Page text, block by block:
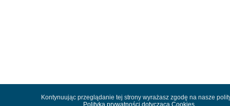
Kontynuując przeglądanie tej strony wyrażasz zgodę na nasze
Polityka prywatności dotycząca Cookies